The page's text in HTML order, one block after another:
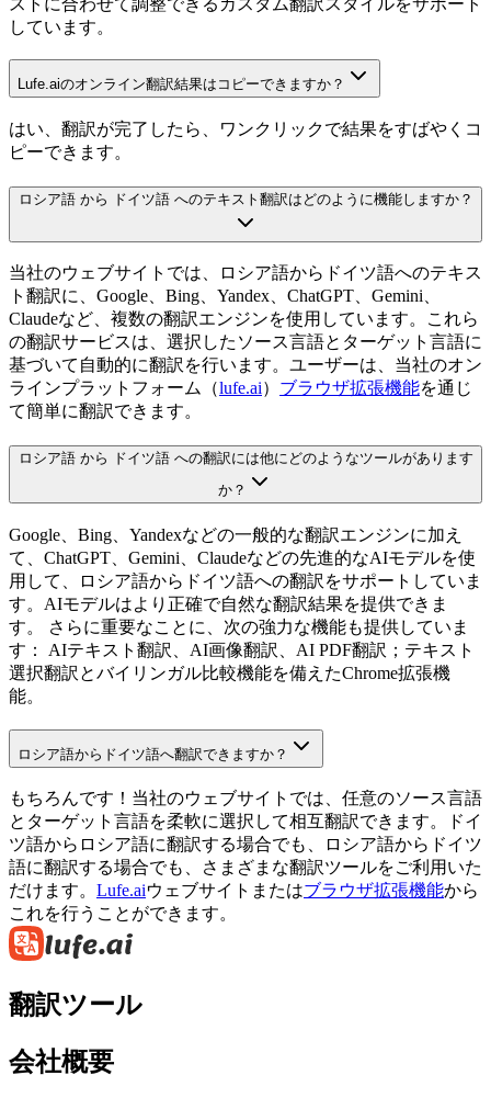
しています。
Lufe.aiのオンライン翻訳結果はコピーできますか？
はい、翻訳が完了したら、ワンクリックで結果をすばやくコ
ピーできます。
ロシア語 から ドイツ語 へのテキスト翻訳はどのように機能しますか？
当社のウェブサイトでは、ロシア語からドイツ語へのテキス
ト翻訳に、Google、Bing、Yandex、ChatGPT、Gemini、
Claudeなど、複数の翻訳エンジンを使用しています。これら
の翻訳サービスは、選択したソース言語とターゲット言語に
基づいて自動的に翻訳を行います。ユーザーは、当社のオン
ラインプラットフォーム（lufe.ai） ブラウザ拡張機能を通じ
て簡単に翻訳できます。
ロシア語 から ドイツ語 への翻訳には他にどのようなツールがあります
か？
Google、Bing、Yandexなどの一般的な翻訳エンジンに加え
て、ChatGPT、Gemini、Claudeなどの先進的なAIモデルを使
用して、ロシア語からドイツ語への翻訳をサポートしていま
す。AIモデルはより正確で自然な翻訳結果を提供できま
す。 さらに重要なことに、次の強力な機能も提供していま
す： AIテキスト翻訳、AI画像翻訳、AI PDF翻訳；テキスト
選択翻訳とバイリンガル比較機能を備えたChrome拡張機
能。
ロシア語からドイツ語へ翻訳できますか？
もちろんです！当社のウェブサイトでは、任意のソース言語
とターゲット言語を柔軟に選択して相互翻訳できます。ドイ
ツ語からロシア語に翻訳する場合でも、ロシア語からドイツ
語に翻訳する場合でも、さまざまな翻訳ツールをご利用いた
だけます。 Lufe.aiウェブサイトまたはブラウザ拡張機能から
これを行うことができます。
翻訳ツール
会社概要